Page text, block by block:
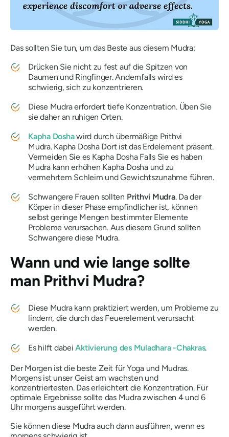
Das sollten Sie tun, um das Beste aus diesem Mudra:
Drücken Sie nicht zu fest auf die Spitzen von
Daumen und Ringfinger. Andernfalls wird es
schwierig, sich zu konzentrieren.
Diese Mudraerfordert tiefe Konzentration. Üben Sie
sie daher an ruhigen Orten.
Kapha Doshawird durch übermäßige Prithvi
Mudra. Kapha DoshaDort ist das Erdelement präsent.
Vermeiden Sie es Kapha DoshaFalls Sie es haben
Mudrakann erhöhen Kapha Doshaund zu
vermehrtem Schleim und Gewichtszunahme führen.
Schwangere Frauen sollten Prithvi Mudra. Da der
Körper in dieser Phase empfindlicher ist, können
selbst geringe Mengen bestimmter Elemente
Probleme verursachen. Aus diesem Grund sollten
Schwangere diese Mudra.
Wann und wie lange sollte
man Prithvi Mudra?
Diese Mudrakann praktiziert werden, um Probleme zu
lindern, die durch das Feuerelement verursacht
werden.
Es hilft dabeiAktivierung des Muladhara -Chakras.
Der Morgen ist die beste Zeit für Yoga und Mudras.
Morgens ist unser Geist am wachsten und
konzentriertesten. Das erleichtert die Konzentration. Für
optimale Ergebnisse sollte das Mudrazwischen 4 und 6
Uhr morgens ausgeführt werden.
Sie können diese Mudraauch dann ausführen, wenn es